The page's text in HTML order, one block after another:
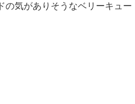
の気がありそうなベリーキュー